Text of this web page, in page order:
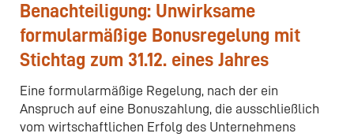
Benachteiligung: Unwirksame
formularmäßige Bonusregelung mit
Stichtag zum 31.12. eines Jahres
Eine formularmäßige Regelung, nach der ein
Anspruch auf eine Bonuszahlung, die ausschließlich
vom wirtschaftlichen Erfolg des Unternehmens